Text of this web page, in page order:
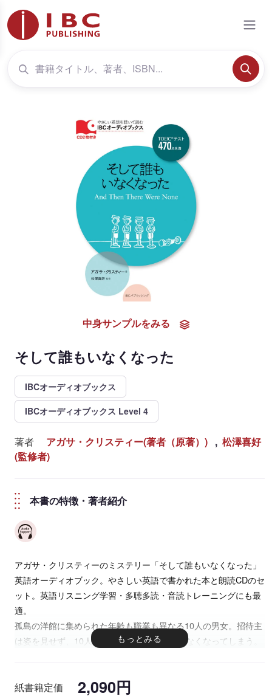
中身サンプルをみる
そして誰もいなくなった
IBCオーディオブックス
IBCオーディオブックス Level 4
著者 アガサ・クリスティー(著者（原著）) , 松澤喜好
(監修者)
本書の特徴・著者紹介
アガサ・クリスティーのミステリー「そして誰もいなくなった」
英語オーディオブック。やさしい英語で書かれた本と朗読CDのセ
ット。英語リスニング学習・多聴多読・音読トレーニングにも最
適。
孤島の洋館に集められた年齢も職業も異なる10人の男女。招待主
は姿を見せず、10人は嵐が襲う島から出られなくなってしまう。
またひとりと殺されて、ついには……。ミステリーの女王、アガ
紙書籍定価 2,090円